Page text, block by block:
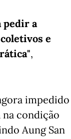
pedir a
e
,
impedido
condição
Aung San